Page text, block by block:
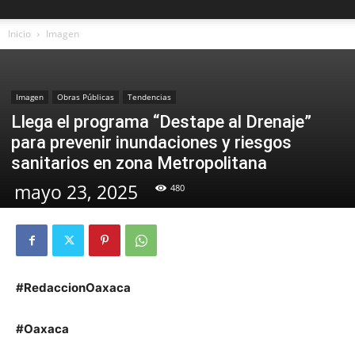
Inicio Imagen
Imagen Obras Públicas Tendencias
Llega el programa “Destape al Drenaje”
para prevenir inundaciones y riesgos
sanitarios en zona Metropolitana
mayo 23, 2025 480
#RedaccionOaxaca
#Oaxaca